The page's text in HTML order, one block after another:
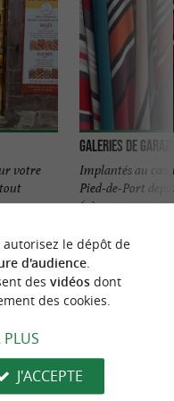
votre
Galeries de Garazi
Implantés au
Pied-de-Port
(4ème ...
3,2 km -
POUR VOUS
le dépôt de
d'audience.
des vidéosdont
des cookies.
PLUS
J'ACCEPTE